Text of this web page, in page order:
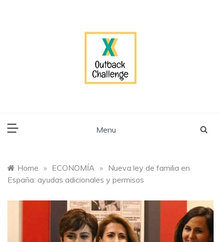
challenge.com
Menu
Home » ECONOMÍA » Nueva ley de familia en
España: ayudas adicionales y permisos